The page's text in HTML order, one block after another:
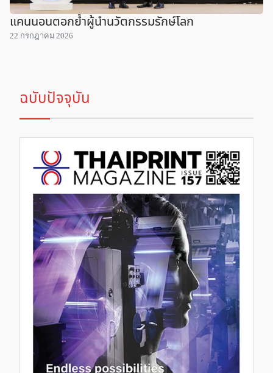
แคนนอนตอกย้ำผู้นำนวัตกรรมรักษ์โลก
22 กรกฎาคม 2026
ฉบับปัจจุบัน